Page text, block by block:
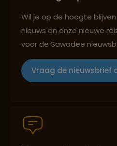
Lees meer over
Lees meer over
Hoop
Groepsreizen mét
Wil je op de hoogte
nieuws en onze nieuwe
voor de Sawadee
Vraag de nieuwsbrief